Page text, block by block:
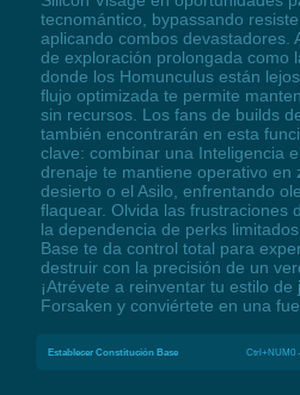
tecnomántico, bypassando
aplicando combos devastadores.
de exploración prolongada como
donde los Homunculus están
flujo optimizada te permite
sin recursos. Los fans de builds
también encontrarán en esta
clave: combinar una Inteligencia
drenaje te mantiene operativo en
desierto o el Asilo, enfrentando
flaquear. Olvida las frustraciones
la dependencia de perks
Base te da control total para
destruir con la precisión de un
¡Atrévete a reinventar tu estilo
Forsaken y conviértete en una
Establecer Constitución Base